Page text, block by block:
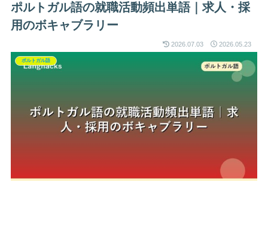
ポルトガル語の就職活動頻出単語｜求人・採
用のボキャブラリー
2026.07.03 2026.05.23
ポルトガル語